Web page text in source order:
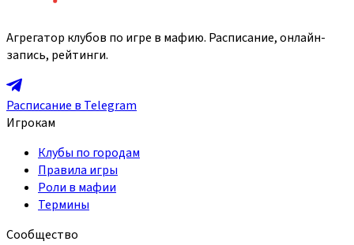
Агрегатор клубов по игре в мафию. Расписание, онлайн-
запись, рейтинги.
Расписание в Telegram
Игрокам
Клубы по городам
Правила игры
Роли в мафии
Термины
Сообщество